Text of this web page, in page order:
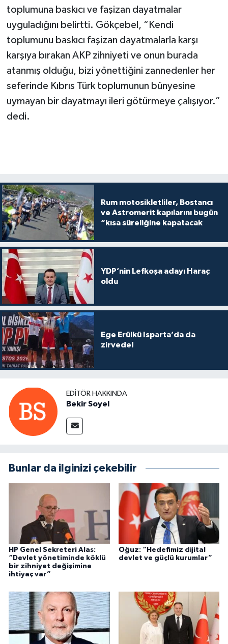
toplumuna baskıcı ve faşizan dayatmalar
uyguladığını belirtti. Gökçebel, “Kendi
toplumunu baskıcı faşizan dayatmalarla karşı
karşıya bırakan AKP zihniyeti ve onun burada
atanmış olduğu, bizi yönettiğini zannedenler her
seferinde Kıbrıs Türk toplumunun bünyesine
uymayan bir dayatmayı ileri götürmeye çalışıyor.”
dedi.
Rum motosikletliler, Bostancı
ve Astromerit kapılarını bugün
“kısa süreliğine kapatacak
YDP’nin Lefkoşa adayı Haraç
oldu
Ege Erülkü Isparta’da da
zirvede!
EDITÖR HAKKINDA
Bekir Soyel
Bunlar da ilginizi çekebilir
HP Genel Sekreteri Alas:
“Devlet yönetiminde köklü
bir zihniyet değişimine
ihtiyaç var”
Oğuz: “Hedefimiz dijital
devlet ve güçlü kurumlar”